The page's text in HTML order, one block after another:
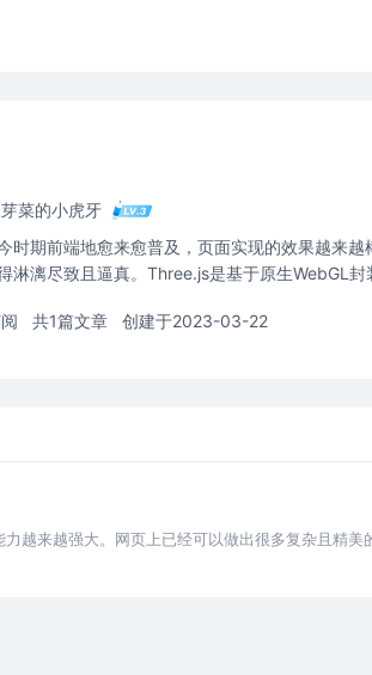
菜的小虎牙
时期前端地愈来愈普及，页面实现的效果越来
淋漓尽致且逼真。Three.js是基于原生WebGL封
共1篇文章 创建于2023-03-22
越来越强大。网页上已经可以做出很多复杂且精